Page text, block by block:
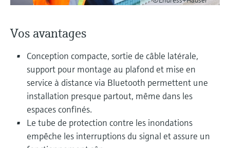
l'application
Device Viewer
documentation spécifiques à un produit
Recherche de pièces détachées
Trouvez la bonne pièce de rechange en
tapant la racine/le code du produit et
accédez aux données spécifiques, vues
éclatées et notices de montage des appareils
pour un remplacement/réparation rapide.
micro-ondes
Mesure du niveau par la pression
Voir tous
Analyseurs de dureté, fer, etc.
Photomètres de process
Mesure par transmission de micro-
ondes
Technologie Memosens
Voir tous
Vos avantages
Conception compacte, sortie de câble latérale,
support pour montage au plafond et mise en
service à distance via Bluetooth permettent une
installation presque partout, même dans les
espaces confinés.
Le tube de protection contre les inondations
empêche les interruptions du signal et assure un